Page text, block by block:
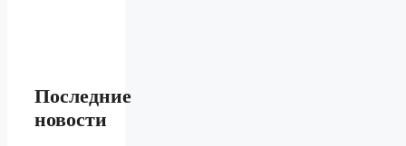
Последние
новости